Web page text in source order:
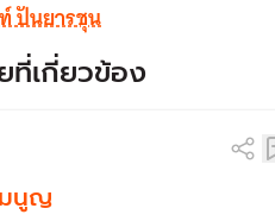
ปันยารชุน
ที่เกี่ยวข้อง
มนูญ